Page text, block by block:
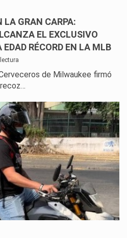
LA GRAN CARPA:
EL EXCLUSIVO
RÉCORD EN LA MLB
de Milwaukee firmó